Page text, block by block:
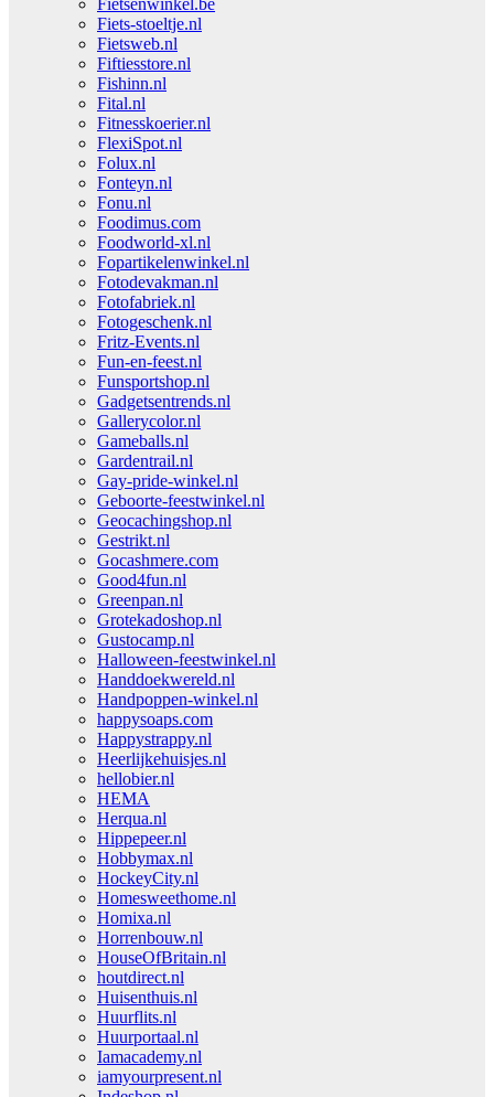
Fietsenwinkel.be
Fiets-stoeltje.nl
Fietsweb.nl
Fiftiesstore.nl
Fishinn.nl
Fital.nl
Fitnesskoerier.nl
FlexiSpot.nl
Folux.nl
Fonteyn.nl
Fonu.nl
Foodimus.com
Foodworld-xl.nl
Fopartikelenwinkel.nl
Fotodevakman.nl
Fotofabriek.nl
Fotogeschenk.nl
Fritz-Events.nl
Fun-en-feest.nl
Funsportshop.nl
Gadgetsentrends.nl
Gallerycolor.nl
Gameballs.nl
Gardentrail.nl
Gay-pride-winkel.nl
Geboorte-feestwinkel.nl
Geocachingshop.nl
Gestrikt.nl
Gocashmere.com
Good4fun.nl
Greenpan.nl
Grotekadoshop.nl
Gustocamp.nl
Halloween-feestwinkel.nl
Handdoekwereld.nl
Handpoppen-winkel.nl
happysoaps.com
Happystrappy.nl
Heerlijkehuisjes.nl
hellobier.nl
HEMA
Herqua.nl
Hippepeer.nl
Hobbymax.nl
HockeyCity.nl
Homesweethome.nl
Homixa.nl
Horrenbouw.nl
HouseOfBritain.nl
houtdirect.nl
Huisenthuis.nl
Huurflits.nl
Huurportaal.nl
Iamacademy.nl
iamyourpresent.nl